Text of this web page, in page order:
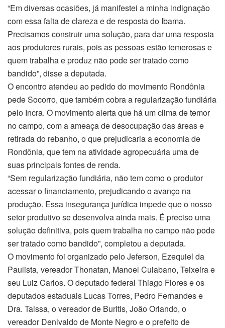
“Em diversas ocasiões, já manifestei a minha indignação
com essa falta de clareza e de resposta do Ibama.
Precisamos construir uma solução, para dar uma resposta
aos produtores rurais, pois as pessoas estão temerosas e
quem trabalha e produz não pode ser tratado como
bandido”, disse a deputada.
O encontro atendeu ao pedido do movimento Rondônia
pede Socorro, que também cobra a regularização fundiária
pelo Incra. O movimento alerta que há um clima de temor
no campo, com a ameaça de desocupação das áreas e
retirada do rebanho, o que prejudicaria a economia de
Rondônia, que tem na atividade agropecuária uma de
suas principais fontes de renda.
“Sem regularização fundiária, não tem como o produtor
acessar o financiamento, prejudicando o avanço na
produção. Essa insegurança jurídica impede que o nosso
setor produtivo se desenvolva ainda mais. É preciso uma
solução definitiva, pois quem trabalha no campo não pode
ser tratado como bandido”, completou a deputada.
O movimento foi organizado pelo Jeferson, Ezequiel da
Paulista, vereador Thonatan, Manoel Cuiabano, Teixeira e
seu Luiz Carlos. O deputado federal Thiago Flores e os
deputados estaduais Lucas Torres, Pedro Fernandes e
Dra. Taissa, o vereador de Buritis, João Orlando, o
vereador Denivaldo de Monte Negro e o prefeito de